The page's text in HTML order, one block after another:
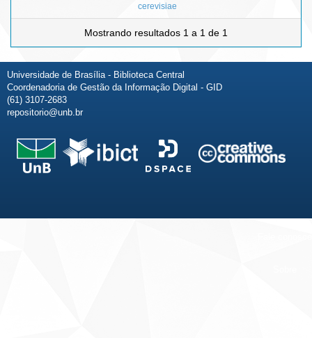
cerevisiae
Mostrando resultados 1 a 1 de 1
Universidade de Brasília - Biblioteca Central
Coordenadoria de Gestão da Informação Digital - GID
(61) 3107-2683
repositorio@unb.br